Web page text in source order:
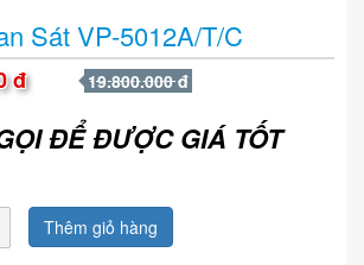
Sát VP-5012A/T/C
đ 19.800.000 đ
ĐỂ ĐƯỢC GIÁ TỐT
Thêm giỏ hàng